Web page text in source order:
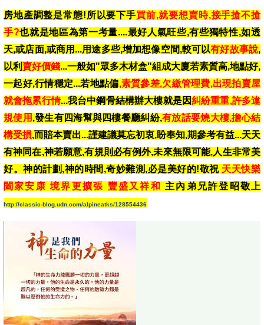
房地產調整是常態!所以要下手買前,就要想賣時,接手搶不搶
手?也就是地區為第一考量....最好人氣旺些,有些獨特性,如透
天,或店面,或商用...用途多些,增加想像空間,較可以有好故事說,
以利賣好價錢...一般如"眾多木材盒"組成大廈若素質高,地點好,
一起好,行情穩定...若地點偏,素質參差,欠繳管理費,出現拍賣屋
就會拖累行情...我台中鋼骨結構辦大樓就是因糾紛重重,許多違
規使用 ,發生有四海幫與四樓餐廳糾紛,有放話要燒大樓,擔心結
構受損,而賠本賣出...謹建議莫忘初衷,盼奉知,期參考有益...天天
有神同在,神若願意,有規則必有例外,未來無限可能,人生非常美
好。神的計劃,神的時間,奇妙難測,必是美好的!敬祝 天天快樂
闔家安康 境界更擴張 豐盛又祥和
主內弟兄許登昭敬上
http://classic-blog.udn.com/alpineatks/128554436